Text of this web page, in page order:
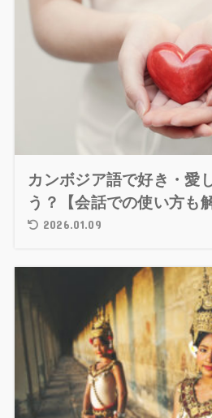
カンボジア語で好き・愛
う？【会話での使い方も
2026.01.09